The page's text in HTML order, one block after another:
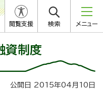
閲覧支援 検索 メニュー
資制度
公開日 2015年04月10日